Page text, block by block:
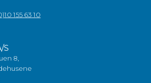
155 63 10
S
8,